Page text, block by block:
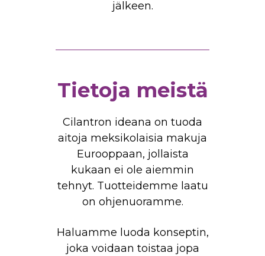
Tietoja meistä
Cilantron ideana on tuoda
aitoja meksikolaisia ​​makuja
Eurooppaan, jollaista
kukaan ei ole aiemmin
tehnyt. Tuotteidemme laatu
on ohjenuoramme.
Haluamme luoda konseptin,
joka voidaan toistaa jopa
jälkeen.